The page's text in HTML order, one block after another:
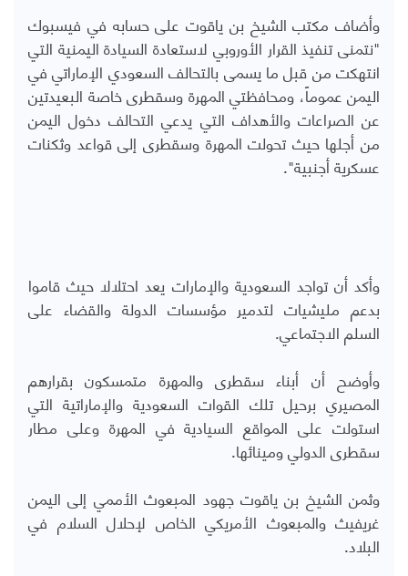
وأضاف مكتب الشيخ بن ياقوت على حسابه في فيسبوك
"نتمنى تنفيذ القرار الأوروبي لاستعادة السيادة اليمنية التي
انتهكت من قبل ما يسمى بالتحالف السعودي الإماراتي في
اليمن عموماً، ومحافظتي المهرة وسقطرى خاصة البعيدتين
عن الصراعات والأهداف التي يدعي التحالف دخول اليمن
من أجلها حيث تحولت المهرة وسقطرى إلى قواعد وثكنات
عسكرية أجنبية".
وأكد أن تواجد السعودية والإمارات يعد احتلالا حيث قاموا
بدعم مليشيات لتدمير مؤسسات الدولة والقضاء على
السلم الاجتماعي.
وأوضح أن أبناء سقطرى والمهرة متمسكون بقرارهم
المصيري برحيل تلك القوات السعودية والإماراتية التي
استولت على المواقع السيادية في المهرة وعلى مطار
سقطرى الدولي ومينائها.
وثمن الشيخ بن ياقوت جهود المبعوث الأممي إلى اليمن
غريفيث والمبعوث الأمريكي الخاص لإحلال السلام في
البلاد.